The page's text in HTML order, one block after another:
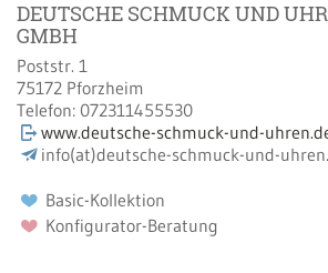
DEUTSCHE SCHMUCK UND
GMBH
Poststr. 1
75172 Pforzheim
Telefon: 072311455530
www.deutsche-schmuck-und-
info(at)deutsche-schmuck-und-
Basic-Kollektion
Konfigurator-Beratung